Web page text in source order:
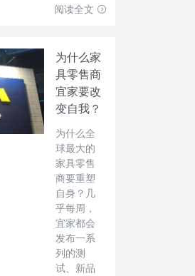
阅读全文
为什么家
具零售商
宜家要改
变自我？
为什么全
球最大的
家具零售
商要重塑
自身？几
乎每周，
宜家都会
发布一系
列的测
试、新品